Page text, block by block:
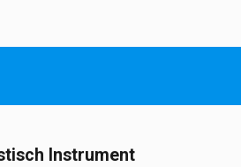
Instrument